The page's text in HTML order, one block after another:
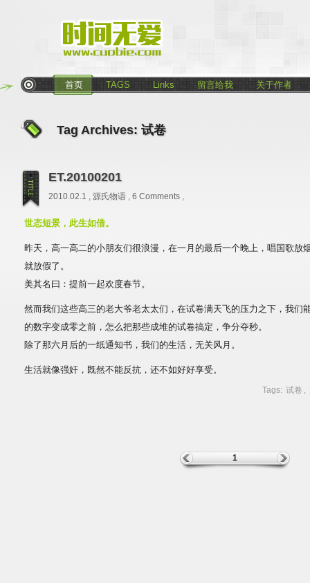
首页 TAGS Links 留言给我 关于作者
Tag Archives: 试卷
ET.20100201
2010.02.1 , 源氏物语 , 6 Comments ,
世态短景，此生如借。
昨天，高一高二的小朋友们很浪漫，在一月的最后一个晚上，唱国歌放
就放假了。
美其名曰：提前一起欢度春节。
然而我们这些高三的老大爷老太太们，在试卷满天飞的压力之下，我们
的数字变成零之前，怎么把那些成堆的试卷搞定，争分夺秒。
除了那六月后的一纸通知书，我们的生活，无关风月。
生活就像强奸，既然不能反抗，还不如好好享受。
Tags: 试卷 ,
1